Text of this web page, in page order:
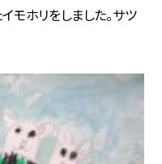
モホリをしました。サツ